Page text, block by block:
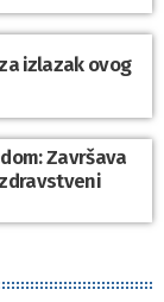
izlazak ovog
Završava